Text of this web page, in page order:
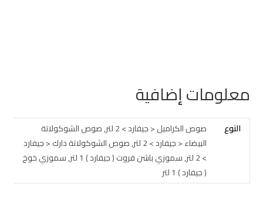
معلومات إضافية
النوع
صوص الكراميل < جيفارد > 2 لتر, صوص الشوكولاتة
البيضاء < جيفارد > 2 لتر, صوص الشوكولاتة دارك < جيفارد
> 2 لتر, سموزي باشن فروت ( جيفارد ) 1 لتر, سموزي خوخ
( جيفارد ) 1 لتر